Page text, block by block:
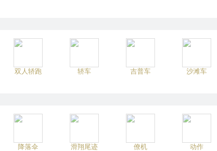
双人轿跑 轿车 吉普车 沙滩车
降落伞 滑翔尾迹 僚机 动作